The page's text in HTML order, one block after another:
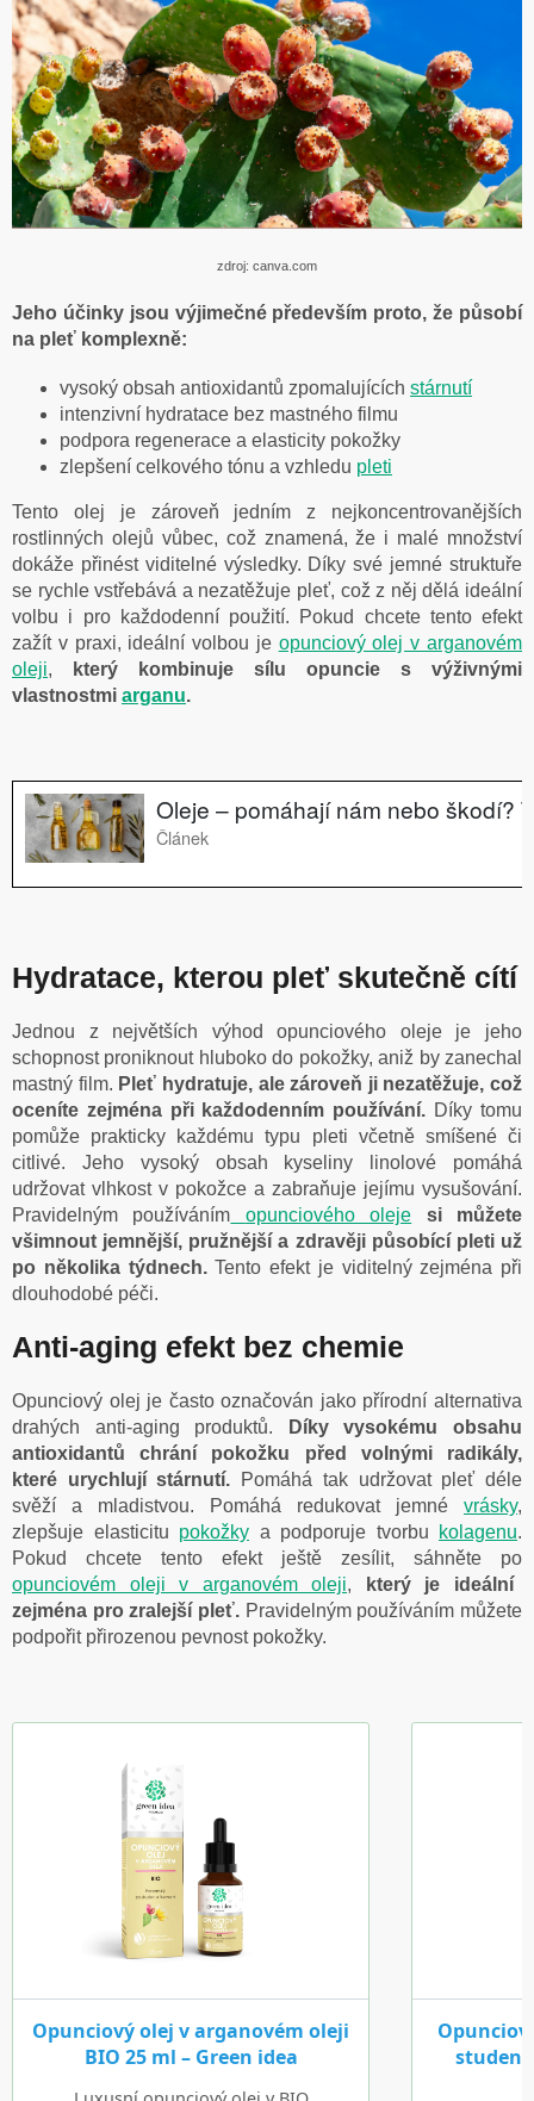
zdroj: canva.com
Jeho účinky jsou výjimečné především proto, že působí
na pleť komplexně:
vysoký obsah antioxidantů zpomalujících stárnutí
intenzivní hydratace bez mastného filmu
podpora regenerace a elasticity pokožky
zlepšení celkového tónu a vzhledu pleti
Tento olej je zároveň jedním z nejkoncentrovanějších
rostlinných olejů vůbec, což znamená, že i malé množství
dokáže přinést viditelné výsledky. Díky své jemné struktuře
se rychle vstřebává a nezatěžuje pleť, což z něj dělá ideální
volbu i pro každodenní použití. Pokud chcete tento efekt
zažít v praxi, ideální volbou je opunciový olej v arganovém
oleji,
který kombinuje sílu opuncie s výživnými
vlastnostmi arganu.
Hydratace, kterou pleť skutečně cítí
Jednou z největších výhod opunciového oleje je jeho
schopnost proniknout hluboko do pokožky, aniž by zanechal
mastný film. Pleť hydratuje, ale zároveň ji nezatěžuje, což
oceníte zejména při každodenním používání. Díky tomu
pomůže prakticky každému typu pleti včetně smíšené či
citlivé. Jeho vysoký obsah kyseliny linolové pomáhá
udržovat vlhkost v pokožce a zabraňuje jejímu vysušování.
Pravidelným používáním
opunciového oleje
si můžete
všimnout jemnější, pružnější a zdravěji působící pleti už
po několika týdnech.Tento efekt je viditelný zejména při
dlouhodobé péči.
Anti-aging efekt bez chemie
Opunciový olej je často označován jako přírodní alternativa
drahých anti-aging produktů.
Díky vysokému obsahu
antioxidantů chrání pokožku před volnými radikály,
které urychlují stárnutí.
Pomáhá tak udržovat pleť déle
svěží a mladistvou. Pomáhá redukovat jemné vrásky,
zlepšuje elasticitu pokožky a podporuje tvorbu kolagenu.
Pokud chcete tento efekt ještě zesílit, sáhněte po
opunciovém oleji v arganovém oleji, který je ideální
zejména pro zralejší pleť. Pravidelným používáním můžete
podpořit přirozenou pevnost pokožky.